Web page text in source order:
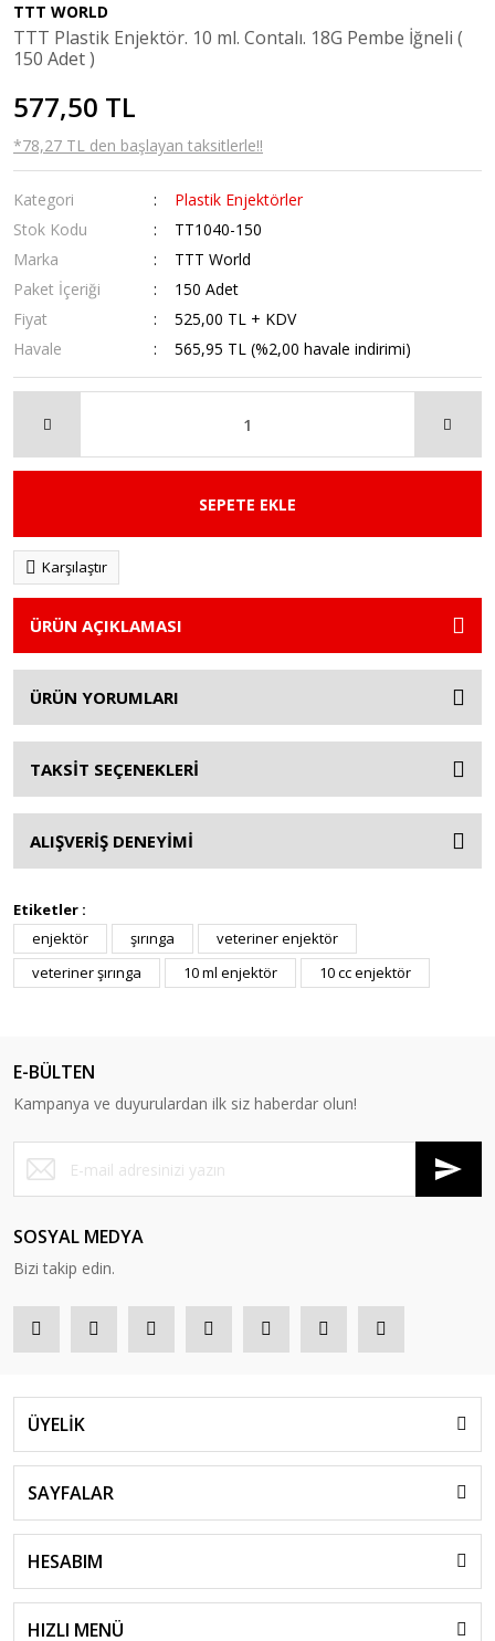
TTT WORLD
TTT Plastik Enjektör. 10 ml. Contalı. 18G Pembe İğneli (
150 Adet )
577,50 TL
*78,27 TL den başlayan taksitlerle!!
Kategori
Plastik Enjektörler
Stok Kodu
TT1040-150
Marka
TTT World
Paket İçeriği
150 Adet
Fiyat
525,00 TL + KDV
Havale
565,95 TL (%2,00 havale indirimi)
SEPETE EKLE
Karşılaştır
ÜRÜN AÇIKLAMASI
ÜRÜN YORUMLARI
TAKSİT SEÇENEKLERİ
ALIŞVERİŞ DENEYİMİ
Etiketler :
enjektör
şırınga
veteriner enjektör
veteriner şırınga
10 ml enjektör 10 cc enjektör
E-BÜLTEN
Kampanya ve duyurulardan ilk siz haberdar olun!
SOSYAL MEDYA
Bizi takip edin.
ÜYELİK
SAYFALAR
HESABIM
HIZLI MENÜ